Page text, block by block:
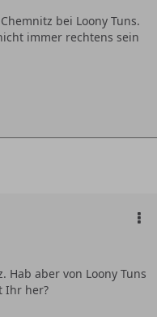
bei Loony Tuns.
immer rechtens sein
Hab aber von Loony Tuns
Ihr her?